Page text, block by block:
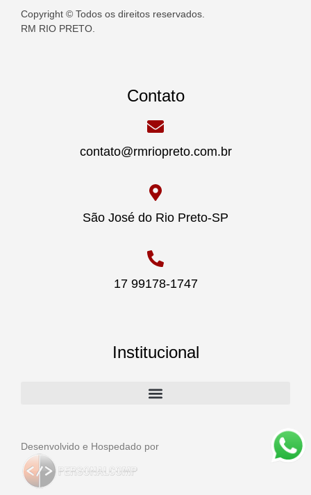
Copyright © Todos os direitos reservados.
RM RIO PRETO.
Contato
contato@rmriopreto.com.br
São José do Rio Preto-SP
17 99178-1747
Institucional
Desenvolvido e Hospedado por